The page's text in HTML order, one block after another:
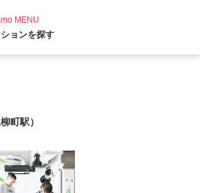
MENU
ョンを探す
町駅）